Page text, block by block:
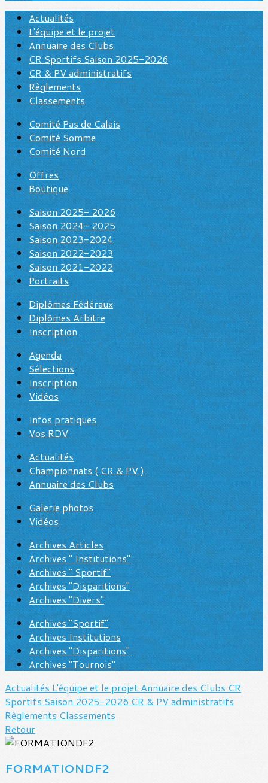
Actualités
L'équipe et le projet
Annuaire des Clubs
CR Sportifs Saison 2025-2026
CR & PV administratifs
Règlements
Classements
Comité Pas de Calais
Comité Somme
Comité Nord
Offres
Boutique
Saison 2025- 2026
Saison 2024- 2025
Saison 2023-2024
Saison 2022-2023
Saison 2021-2022
Portraits
Diplômes Fédéraux
Diplômes Arbitre
Inscription
Agenda
Sélections
Inscription
Vidéos
Infos pratiques
Vos RDV
Actualités
Championnats ( CR & PV )
Annuaire des Clubs
Galerie photos
Vidéos
Archives Articles
Archives " Institutions"
Archives " Sportif"
Archives "Disparitions"
Archives "Divers"
Archives "Sportif"
Archives Institutions
Archives "Disparitions"
Archives "Tournois"
Actualités L'équipe et le projet Annuaire des Clubs CR
Sportifs Saison 2025-2026 CR & PV administratifs
Règlements Classements
Retour
FORMATIONDF2